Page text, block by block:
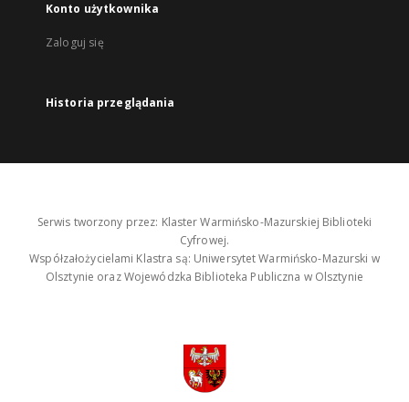
Konto użytkownika
Zaloguj się
Historia przeglądania
Serwis tworzony przez: Klaster Warmińsko-Mazurskiej Biblioteki
Cyfrowej.
Współzałożycielami Klastra są: Uniwersytet Warmińsko-Mazurski w
Olsztynie oraz Wojewódzka Biblioteka Publiczna w Olsztynie